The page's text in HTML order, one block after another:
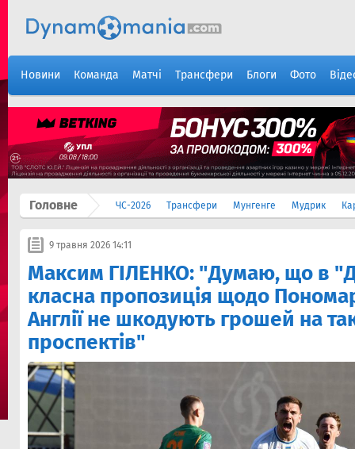
Новини Команда Матчі Трансфери Блоги Фото
Головне ЧС-2026 Трансфери Мунгенге Мудрик
9 травня 2026 14:11
Максим ГІЛЕНКО: "Думаю, що в
класна пропозиція щодо
Англії не шкодують грошей на
проспектів"